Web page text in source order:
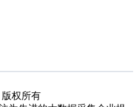
版权所有